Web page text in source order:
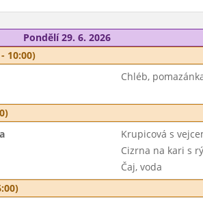
Pondělí 29. 6. 2026
10:00)
Chléb,
Krupicová s
Cizrna na kari s
Čaj, voda